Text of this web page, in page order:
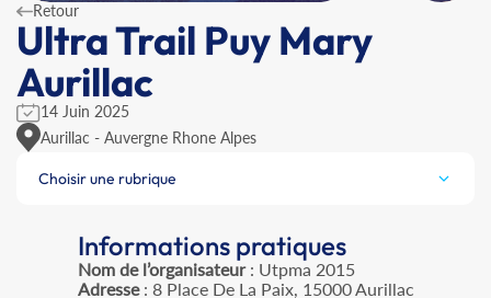
Retour
Ultra Trail Puy Mary
Aurillac
14 Juin 2025
Aurillac - Auvergne Rhone Alpes
Choisir une rubrique
Informations pratiques
Nom de l’organisateur: Utpma 2015
Adresse: 8 Place De La Paix, 15000 Aurillac